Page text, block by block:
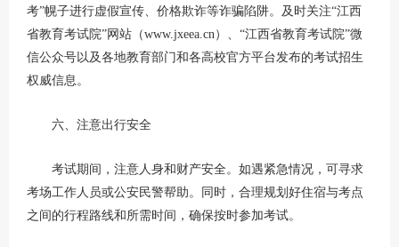
考”幌子进行虚假宣传、价格欺诈等诈骗陷阱。及时关注“江西
省教育考试院”网站（www.jxeea.cn）、“江西省教育考试院”微
信公众号以及各地教育部门和各高校官方平台发布的考试招生
权威信息。
六、注意出行安全
考试期间，注意人身和财产安全。如遇紧急情况，可寻求
考场工作人员或公安民警帮助。同时，合理规划好住宿与考点
之间的行程路线和所需时间，确保按时参加考试。